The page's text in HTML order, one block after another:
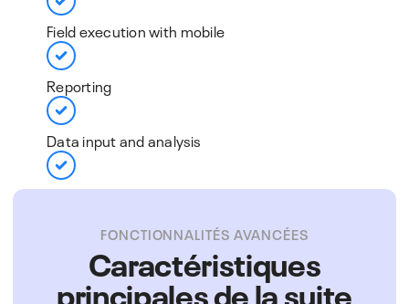
Field execution with mobile​
Reporting​
Data input and analysis​
End-to-end visibility
FONCTIONNALITÉS AVANCÉES
Caractéristiques
principales de la suite